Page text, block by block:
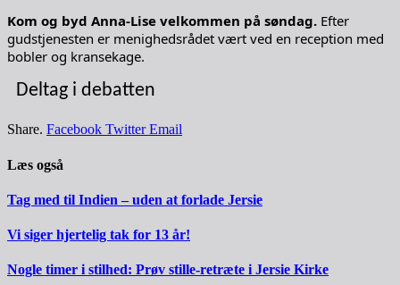
Kom og byd Anna-Lise velkommen på søndag. Efter
gudstjenesten er menighedsrådet vært ved en reception med
bobler og kransekage.
Deltag i debatten
Share. Facebook Twitter Email
Læs også
Tag med til Indien – uden at forlade Jersie
Vi siger hjertelig tak for 13 år!
Nogle timer i stilhed: Prøv stille-retræte i Jersie Kirke